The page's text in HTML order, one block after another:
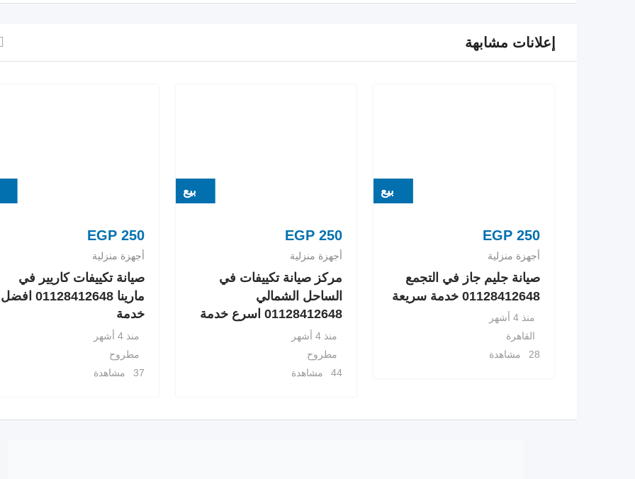
إعلانات مشابهة
بيع
EGP 250
أجهزة منزلية
صيانة جليم جاز في التجمع
01128412648 خدمة سريعة
منذ 4 أشهر
القاهرة
28 مشاهدة
بيع
EGP250
أجهزة منزلية
مركز صيانة تكييفات في
الساحل الشمالي
01128412648 اسرع خدمة
منذ 4 أشهر
مطروح
44 مشاهدة
EGP250
أجهزة منزلية
صيانة تكييفات كاريير في
مارينا 01128412648 افضل
خدمة
منذ 4 أشهر
مطروح
37 مشاهدة